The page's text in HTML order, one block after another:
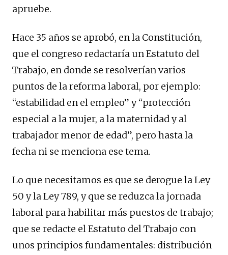
apruebe.
Hace 35 años se aprobó, en la Constitución,
que el congreso redactaría un Estatuto del
Trabajo, en donde se resolverían varios
puntos de la reforma laboral, por ejemplo:
“estabilidad en el empleo” y “protección
especial a la mujer, a la maternidad y al
trabajador menor de edad”, pero hasta la
fecha ni se menciona ese tema.
Lo que necesitamos es que se derogue la Ley
50 y la Ley 789, y que se reduzca la jornada
laboral para habilitar más puestos de trabajo;
que se redacte el Estatuto del Trabajo con
unos principios fundamentales: distribución